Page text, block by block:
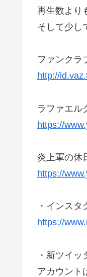
再生数より
そして少し
ファンクラ
http://
ラファエル
https://
炎上軍の休
https://
・インスタ
https://
・新ツイッ
アカウント